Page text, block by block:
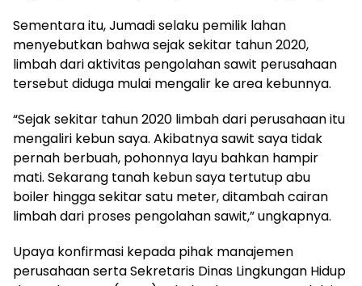
Sementara itu, Jumadi selaku pemilik lahan
menyebutkan bahwa sejak sekitar tahun 2020,
limbah dari aktivitas pengolahan sawit perusahaan
tersebut diduga mulai mengalir ke area kebunnya.
“Sejak sekitar tahun 2020 limbah dari perusahaan itu
mengaliri kebun saya. Akibatnya sawit saya tidak
pernah berbuah, pohonnya layu bahkan hampir
mati. Sekarang tanah kebun saya tertutup abu
boiler hingga sekitar satu meter, ditambah cairan
limbah dari proses pengolahan sawit,” ungkapnya.
Upaya konfirmasi kepada pihak manajemen
perusahaan serta Sekretaris Dinas Lingkungan Hidup